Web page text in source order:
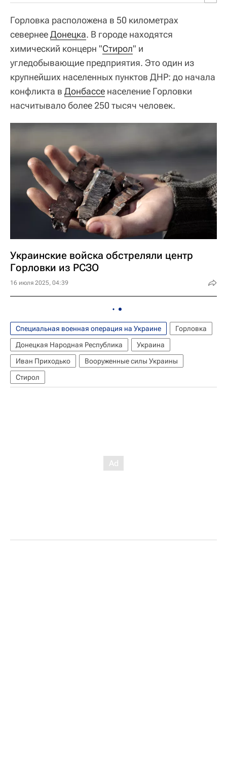
Горловка расположена в 50 километрах
севернееДонецка. В городе находятся
химический концерн "Стирол" и
угледобывающие предприятия. Это один из
крупнейших населенных пунктов ДНР: до начала
конфликта в Донбассе население Горловки
насчитывало более 250 тысяч человек.
Украинские войска обстреляли центр
Горловки из РСЗО
16 июля 2025, 04:39
Специальная военная операция на Украине
Горловка
Донецкая Народная Республика
Украина
Иван Приходько
Вооруженные силы Украины
Стирол